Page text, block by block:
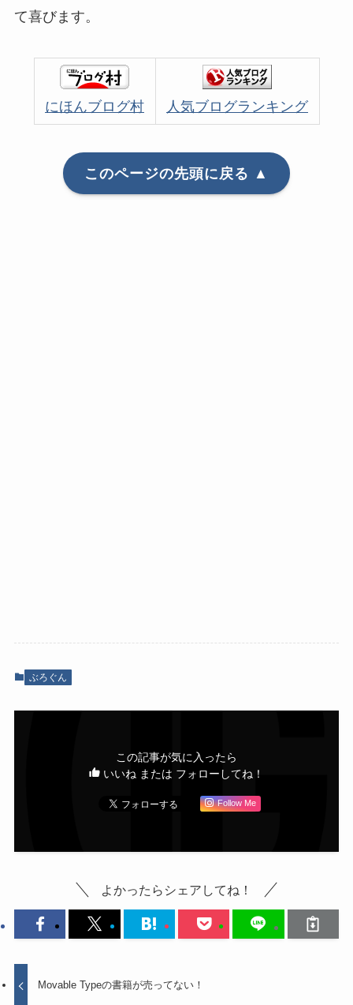
て喜びます。
にほんブログ村 人気ブログランキング
このページの先頭に戻る ▲
ぶろぐん
この記事が気に入ったら
いいね または フォローしてね！
Follow Me
よかったらシェアしてね！
Movable Typeの書籍が売ってない！